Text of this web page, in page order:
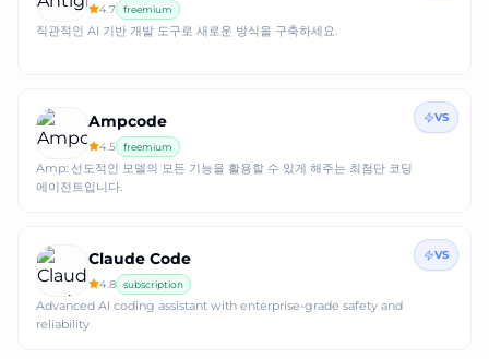
4.7 freemium
직관적인 AI 기반 개발 도구로 새로운 방식을 구축하세요.
Ampcode
4.5 freemium
Amp: 선도적인 모델의 모든 기능을 활용할 수 있게 해주는 최첨단 코딩
에이전트입니다.
VS
Claude Code
4.8 subscription
Advanced AI coding assistant with enterprise-grade safety and
reliability
VS